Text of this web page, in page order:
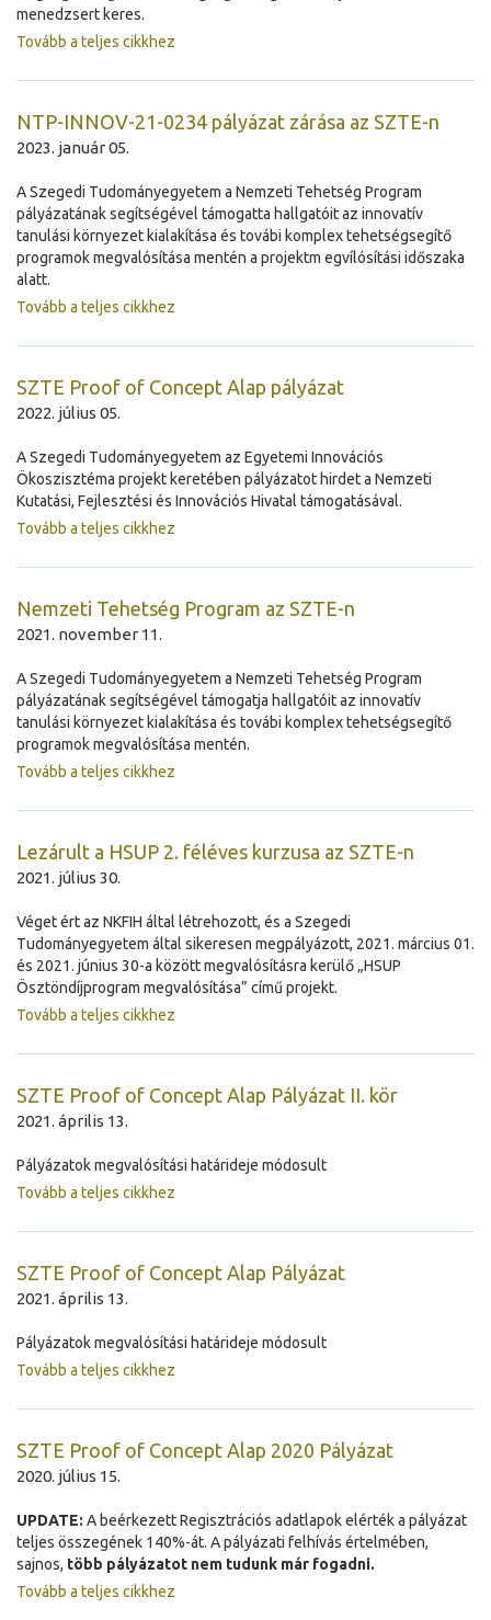
menedzsert keres.
Tovább a teljes cikkhez
NTP-INNOV-21-0234 pályázat zárása az SZTE-n
2023. január 05.
A Szegedi Tudományegyetem a Nemzeti Tehetség Program
pályázatának segítségével támogatta hallgatóit az innovatív
tanulási környezet kialakítása és továbi komplex tehetségsegítő
programok megvalósítása mentén a projektm egvílósítási időszaka
alatt.
Tovább a teljes cikkhez
SZTE Proof of Concept Alap pályázat
2022. július 05.
A Szegedi Tudományegyetem az Egyetemi Innovációs
Ökoszisztéma projekt keretében pályázatot hirdet a Nemzeti
Kutatási, Fejlesztési és Innovációs Hivatal támogatásával.
Tovább a teljes cikkhez
Nemzeti Tehetség Program az SZTE-n
2021. november 11.
A Szegedi Tudományegyetem a Nemzeti Tehetség Program
pályázatának segítségével támogatja hallgatóit az innovatív
tanulási környezet kialakítása és továbi komplex tehetségsegítő
programok megvalósítása mentén.
Tovább a teljes cikkhez
Lezárult a HSUP 2. féléves kurzusa az SZTE-n
2021. július 30.
Véget ért az NKFIH által létrehozott, és a Szegedi
Tudományegyetem által sikeresen megpályázott, 2021. március 01.
és 2021. június 30-a között megvalósításra kerülő „HSUP
Ösztöndíjprogram megvalósítása” című projekt.
Tovább a teljes cikkhez
SZTE Proof of Concept Alap Pályázat II. kör
2021. április 13.
Pályázatok megvalósítási határideje módosult
Tovább a teljes cikkhez
SZTE Proof of Concept Alap Pályázat
2021. április 13.
Pályázatok megvalósítási határideje módosult
Tovább a teljes cikkhez
SZTE Proof of Concept Alap 2020 Pályázat
2020. július 15.
UPDATE: A beérkezett Regisztrációs adatlapok elérték a pályázat
teljes összegének 140%-át. A pályázati felhívás értelmében,
sajnos, több pályázatot nem tudunk már fogadni.
Tovább a teljes cikkhez